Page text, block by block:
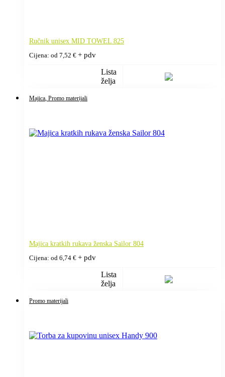
Ručnik unisex MID TOWEL 825
Cijena: od 7,52 € + pdv
Lista
želja
Majica, Promo materijali
Majica kratkih rukava ženska Sailor 804
Cijena: od 6,74 € + pdv
Lista
želja
Promo materijali